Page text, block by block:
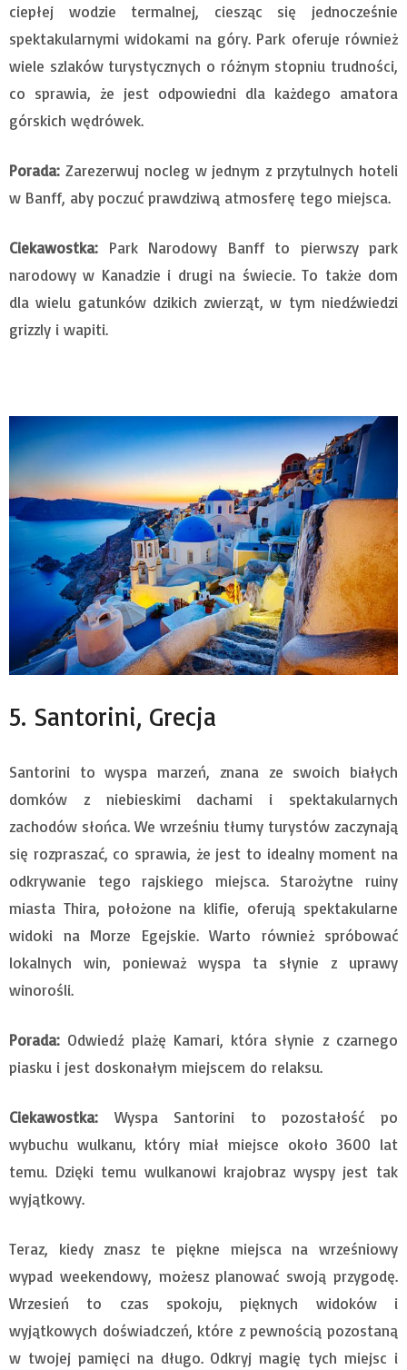
ciepłej wodzie termalnej, ciesząc się jednocześnie
spektakularnymi widokami na góry. Park oferuje również
wiele szlaków turystycznych o różnym stopniu trudności,
co sprawia, że jest odpowiedni dla każdego amatora
górskich wędrówek.
Porada: Zarezerwuj nocleg w jednym z przytulnych hoteli
w Banff, aby poczuć prawdziwą atmosferę tego miejsca.
Ciekawostka: Park Narodowy Banff to pierwszy park
narodowy w Kanadzie i drugi na świecie. To także dom
dla wielu gatunków dzikich zwierząt, w tym niedźwiedzi
grizzly i wapiti.
5. Santorini, Grecja
Santorini to wyspa marzeń, znana ze swoich białych
domków z niebieskimi dachami i spektakularnych
zachodów słońca. We wrześniu tłumy turystów zaczynają
się rozpraszać, co sprawia, że jest to idealny moment na
odkrywanie tego rajskiego miejsca. Starożytne ruiny
miasta Thira, położone na klifie, oferują spektakularne
widoki na Morze Egejskie. Warto również spróbować
lokalnych win, ponieważ wyspa ta słynie z uprawy
winorośli.
Porada: Odwiedź plażę Kamari, która słynie z czarnego
piasku i jest doskonałym miejscem do relaksu.
Ciekawostka: Wyspa Santorini to pozostałość po
wybuchu wulkanu, który miał miejsce około 3600 lat
temu. Dzięki temu wulkanowi krajobraz wyspy jest tak
wyjątkowy.
Teraz, kiedy znasz te piękne miejsca na wrześniowy
wypad weekendowy, możesz planować swoją przygodę.
Wrzesień to czas spokoju, pięknych widoków i
wyjątkowych doświadczeń, które z pewnością pozostaną
w twojej pamięci na długo. Odkryj magię tych miejsc i